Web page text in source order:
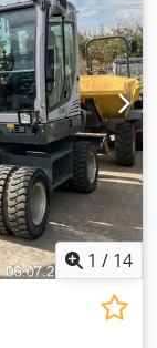
1 / 14